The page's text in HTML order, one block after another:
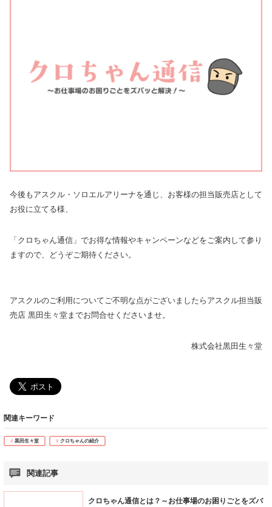
今後もアスクル・ソロエルアリーナを通じ、お客様の担当販売店として
お役に立てる様、
「クロちゃん通信」でお得な情報やキャンペーンなどをご案内して参り
ますので、どうぞご期待ください。
アスクルのご利用についてご不明な点がございましたらアスクル担当販
売店 黒田生々堂までお問合せくださいませ。
株式会社黒田生々堂
関連キーワード
黒田生々堂 クロちゃんの紹介
関連記事
クロちゃん通信とは？～お仕事場のお困りごとをズバ